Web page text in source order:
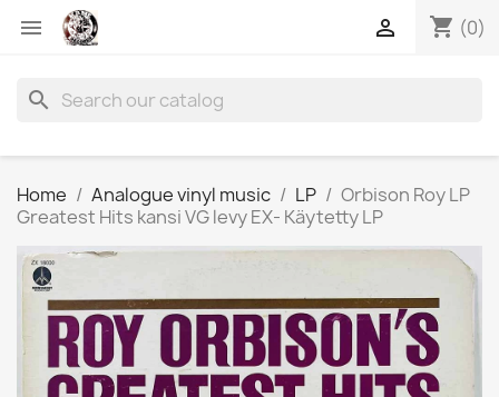
 shopping_cart (0)

search
Home Analogue vinyl music LP
Orbison Roy LP
Greatest Hits kansi VG levy EX- Käytetty LP